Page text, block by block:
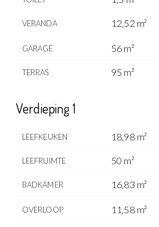
VERANDA 12,52 m²
GARAGE 56 m²
TERRAS 95 m²
Verdieping 1
LEEFKEUKEN 18,98 m²
LEEFRUIMTE 50 m²
BADKAMER 16,83 m²
OVERLOOP 11,58 m²